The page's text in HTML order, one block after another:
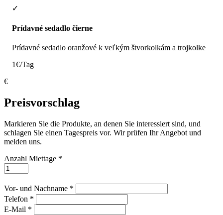
✓
Prídavné sedadlo čierne
Prídavné sedadlo oranžové k veľkým štvorkolkám a trojkolke
1€/Tag
€
Preisvorschlag
Markieren Sie die Produkte, an denen Sie interessiert sind, und
schlagen Sie einen Tagespreis vor. Wir prüfen Ihr Angebot und
melden uns.
Anzahl Miettage *
Vor- und Nachname *
Telefon *
E-Mail *